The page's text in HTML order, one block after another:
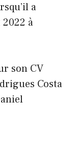
a
à
son CV
Costa